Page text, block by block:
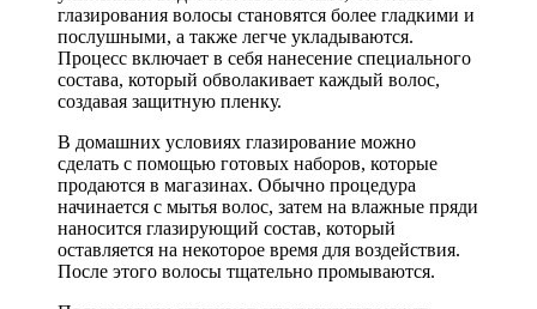
глазирования волосы становятся более гладкими и
послушными, а также легче укладываются.
Процесс включает в себя нанесение специального
состава, который обволакивает каждый волос,
создавая защитную пленку.
В домашних условиях глазирование можно
сделать с помощью готовых наборов, которые
продаются в магазинах. Обычно процедура
начинается с мытья волос, затем на влажные пряди
наносится глазирующий состав, который
оставляется на некоторое время для воздействия.
После этого волосы тщательно промываются.